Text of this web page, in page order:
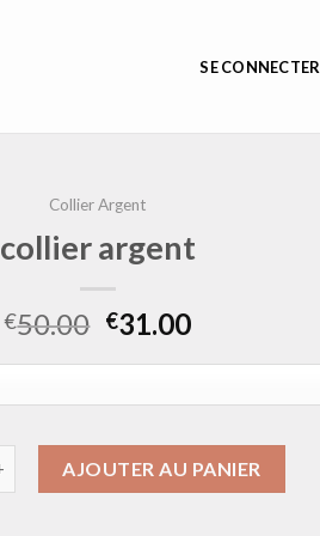
SE CONNECTER
Collier Argent
collier argent
€50.00 €31.00
AJOUTER AU PANIER